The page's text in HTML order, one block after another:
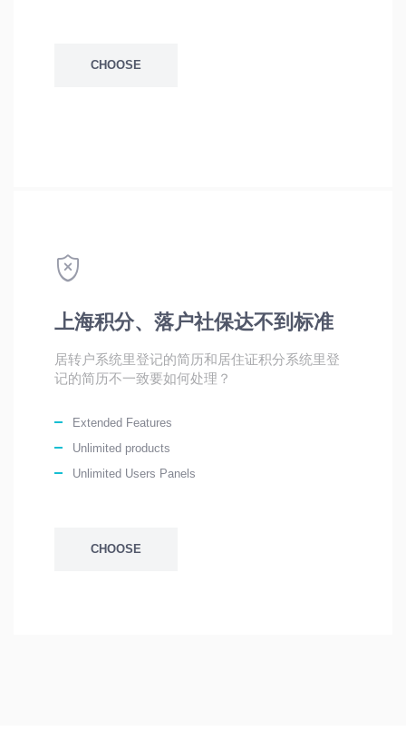
CHOOSE
上海积分、落户社保达不到标准
居转户系统里登记的简历和居住证积分系统里登
记的简历不一致要如何处理？
Extended Features
Unlimited products
Unlimited Users Panels
CHOOSE